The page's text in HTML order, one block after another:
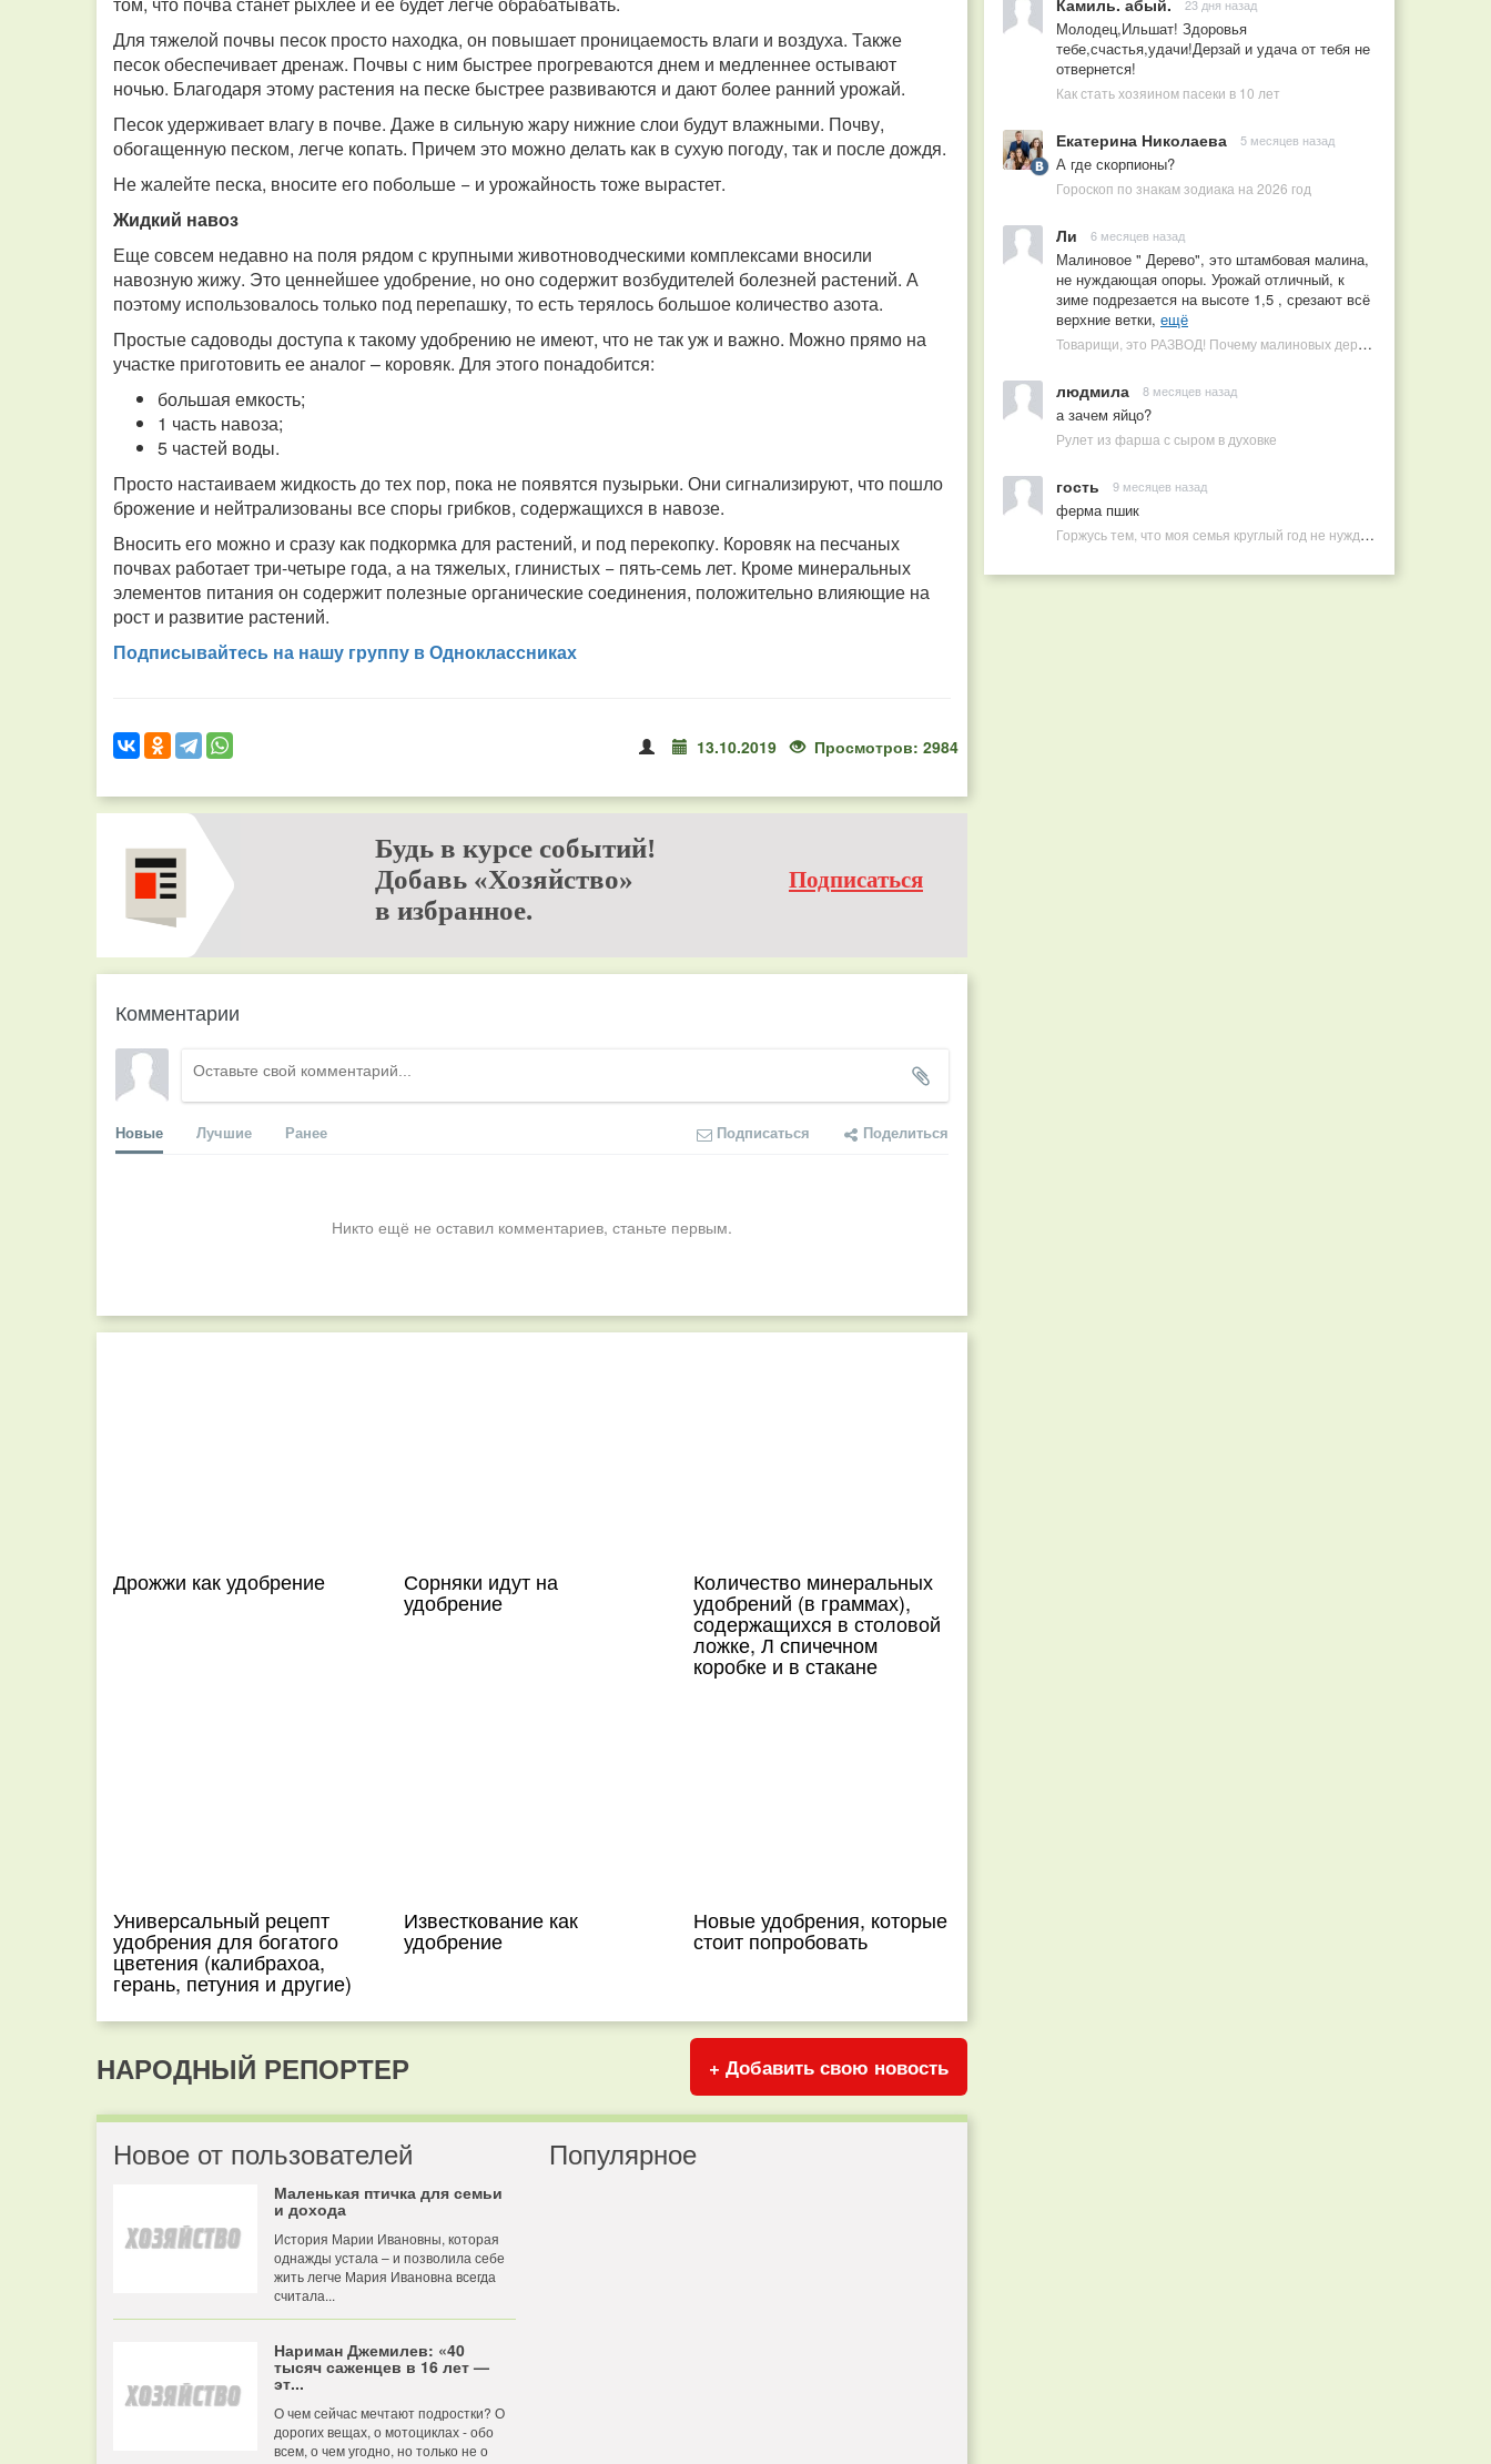
Для тяжелой почвы песок просто находка, он повышает проницаемость влаги и воздуха. Также
песок обеспечивает дренаж. Почвы с ним быстрее прогреваются днем и медленнее остывают
ночью. Благодаря этому растения на песке быстрее развиваются и дают более ранний урожай.
Песок удерживает влагу в почве. Даже в сильную жару нижние слои будут влажными. Почву,
обогащенную песком, легче копать. Причем это можно делать как в сухую погоду, так и после дождя.
Не жалейте песка, вносите его побольше − и урожайность тоже вырастет.
Жидкий навоз
Еще совсем недавно на поля рядом с крупными животноводческими комплексами вносили
навозную жижу. Это ценнейшее удобрение, но оно содержит возбудителей болезней растений. А
поэтому использовалось только под перепашку, то есть терялось большое количество азота.
Простые садоводы доступа к такому удобрению не имеют, что не так уж и важно. Можно прямо на
участке приготовить ее аналог – коровяк. Для этого понадобится:
большая емкость;
1 часть навоза;
5 частей воды.
Просто настаиваем жидкость до тех пор, пока не появятся пузырьки. Они сигнализируют, что пошло
брожение и нейтрализованы все споры грибков, содержащихся в навозе.
Вносить его можно и сразу как подкормка для растений, и под перекопку. Коровяк на песчаных
почвах работает три-четыре года, а на тяжелых, глинистых − пять-семь лет. Кроме минеральных
элементов питания он содержит полезные органические соединения, положительно влияющие на
рост и развитие растений.
Подписывайтесь на нашу группу в Одноклассниках
13.10.2019 Просмотров: 2984
Будь в курсе событий!
Добавь «Хозяйство»
в избранное.
Подписаться
Комментарии
Новые Лучшие Ранее Подписаться Поделиться
Никто ещё не оставил комментариев, станьте первым.
Дрожжи как удобрение Сорняки идут на
удобрение
Количество минеральных
удобрений (в граммах),
содержащихся в столовой
ложке, Л спичечном
коробке и в стакане
Универсальный рецепт
удобрения для богатого
цветения (калибрахоа,
герань, петуния и другие)
Известкование как
удобрение
Новые удобрения, которые
стоит попробовать
НАРОДНЫЙ РЕПОРТЕР + Добавить свою новость
Новое от пользователей
Маленькая птичка для семьи
и дохода
История Марии Ивановны, которая
однажды устала – и позволила себе
жить легче Мария Ивановна всегда
считала...
Нариман Джемилев: «40
тысяч саженцев в 16 лет —
эт...
О чем сейчас мечтают подростки? О
дорогих вещах, о мотоциклах - обо
всем, о чем угодно, но только не о
Популярное
Камиль. абый. 23 дня назад
Молодец,Ильшат! Здоровья
тебе,счастья,удачи!Дерзай и удача от тебя не
отвернется!
Как стать хозяином пасеки в 10 лет
Екатерина Николаева 5 месяцев назад
А где скорпионы?
Гороскоп по знакам зодиака на 2026 год
Ли 6 месяцев назад
Малиновое " Дерево", это штамбовая малина,
не нуждающая опоры. Урожай отличный, к
зиме подрезается на высоте 1,5 , срезают всё
верхние ветки, ещё
Товарищи, это РАЗВОД! Почему малиновых деревьев не бывает, или Как ушлые продавцы наживаются на мечтах садоводов
людмила 8 месяцев назад
а зачем яйцо?
Рулет из фарша с сыром в духовке
гость 9 месяцев назад
ферма пшик
Горжусь тем, что моя семья круглый год не нуждается в покупных витаминах